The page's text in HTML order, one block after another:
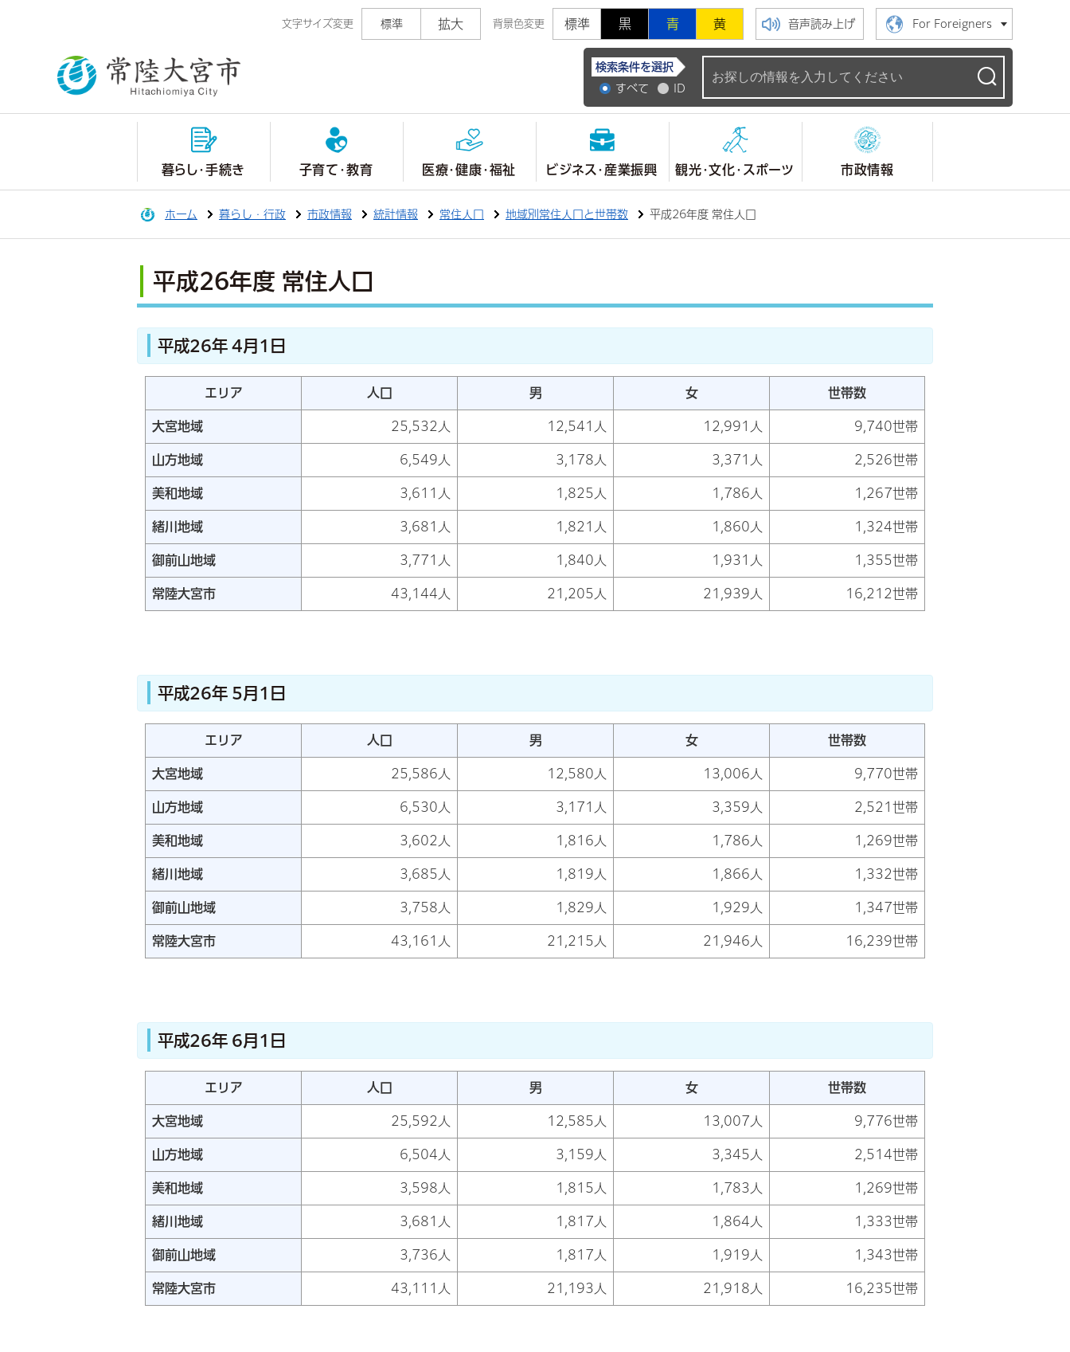
文字サイズ変更 標準 拡大 背景色変更 標準 黒 青 黄 音声読み上げ For Foreigners
常陸大宮市公式ホームページ
検索条件を選択
すべて
ID
暮らし・手続き 子育て・教育 医療・健康・福祉 ビジネス・産業振興 観光・文化・スポーツ 市政情報
ホーム 暮らし・行政 市政情報 統計情報 常住人口 地域別常住人口と世帯数 平成26年度 常住人口
平成26年度 常住人口
平成26年 4月1日
エリア 人口 男 女 世帯数
大宮地域 25,532人 12,541人 12,991人 9,740世帯
山方地域 6,549人 3,178人 3,371人 2,526世帯
美和地域 3,611人 1,825人 1,786人 1,267世帯
緒川地域 3,681人 1,821人 1,860人 1,324世帯
御前山地域 3,771人 1,840人 1,931人 1,355世帯
常陸大宮市 43,144人 21,205人 21,939人 16,212世帯
平成26年 5月1日
エリア 人口 男 女 世帯数
大宮地域 25,586人 12,580人 13,006人 9,770世帯
山方地域 6,530人 3,171人 3,359人 2,521世帯
美和地域 3,602人 1,816人 1,786人 1,269世帯
緒川地域 3,685人 1,819人 1,866人 1,332世帯
御前山地域 3,758人 1,829人 1,929人 1,347世帯
常陸大宮市 43,161人 21,215人 21,946人 16,239世帯
平成26年 6月1日
エリア 人口 男 女 世帯数
大宮地域 25,592人 12,585人 13,007人 9,776世帯
山方地域 6,504人 3,159人 3,345人 2,514世帯
美和地域 3,598人 1,815人 1,783人 1,269世帯
緒川地域 3,681人 1,817人 1,864人 1,333世帯
御前山地域 3,736人 1,817人 1,919人 1,343世帯
常陸大宮市 43,111人 21,193人 21,918人 16,235世帯